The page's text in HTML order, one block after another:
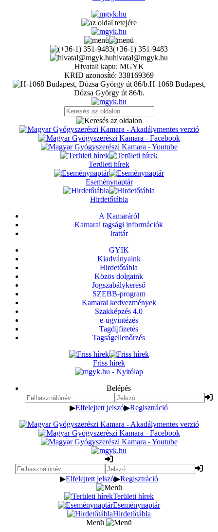
(+36-1) 351-9483
hivatal@mgyk.hu
Hivatali kapu: MGYK
KRID azonosító: 338169369
H-1068 Budapest,
Dózsa György út 86/b.
Területi hírek
Eseménynaptár
Hirdetőtábla
A Kamaráról
Kamarai tagsági információk
Irattár
GYIK
Kiadványaink
Hirdetőtábla
Közös dolgaink
Jogszabálykereső
SZEBB-program
Kamarai kedvezmények
Szakképzés 4.0
e-ügyintézés
Tagdíjfizetés
Tagságellenőrzés
Friss hírek
Belépés
▶Elfelejtett jelszó▶Regisztráció
▶Elfelejtett jelszó▶Regisztráció
Területi hírek
Eseménynaptár
Hirdetőtábla
Menü